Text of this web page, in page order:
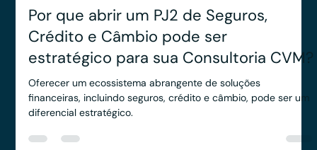
Rodolfo Al Alam
10 de mar. de 2025
2 min de leitura
Por que abrir um PJ2 de Seguros,
Crédito e Câmbio pode ser
estratégico para sua Consultoria CVM?
Oferecer um ecossistema abrangente de soluções